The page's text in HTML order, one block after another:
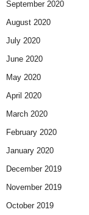
September 2020
August 2020
July 2020
June 2020
May 2020
April 2020
March 2020
February 2020
January 2020
December 2019
November 2019
October 2019